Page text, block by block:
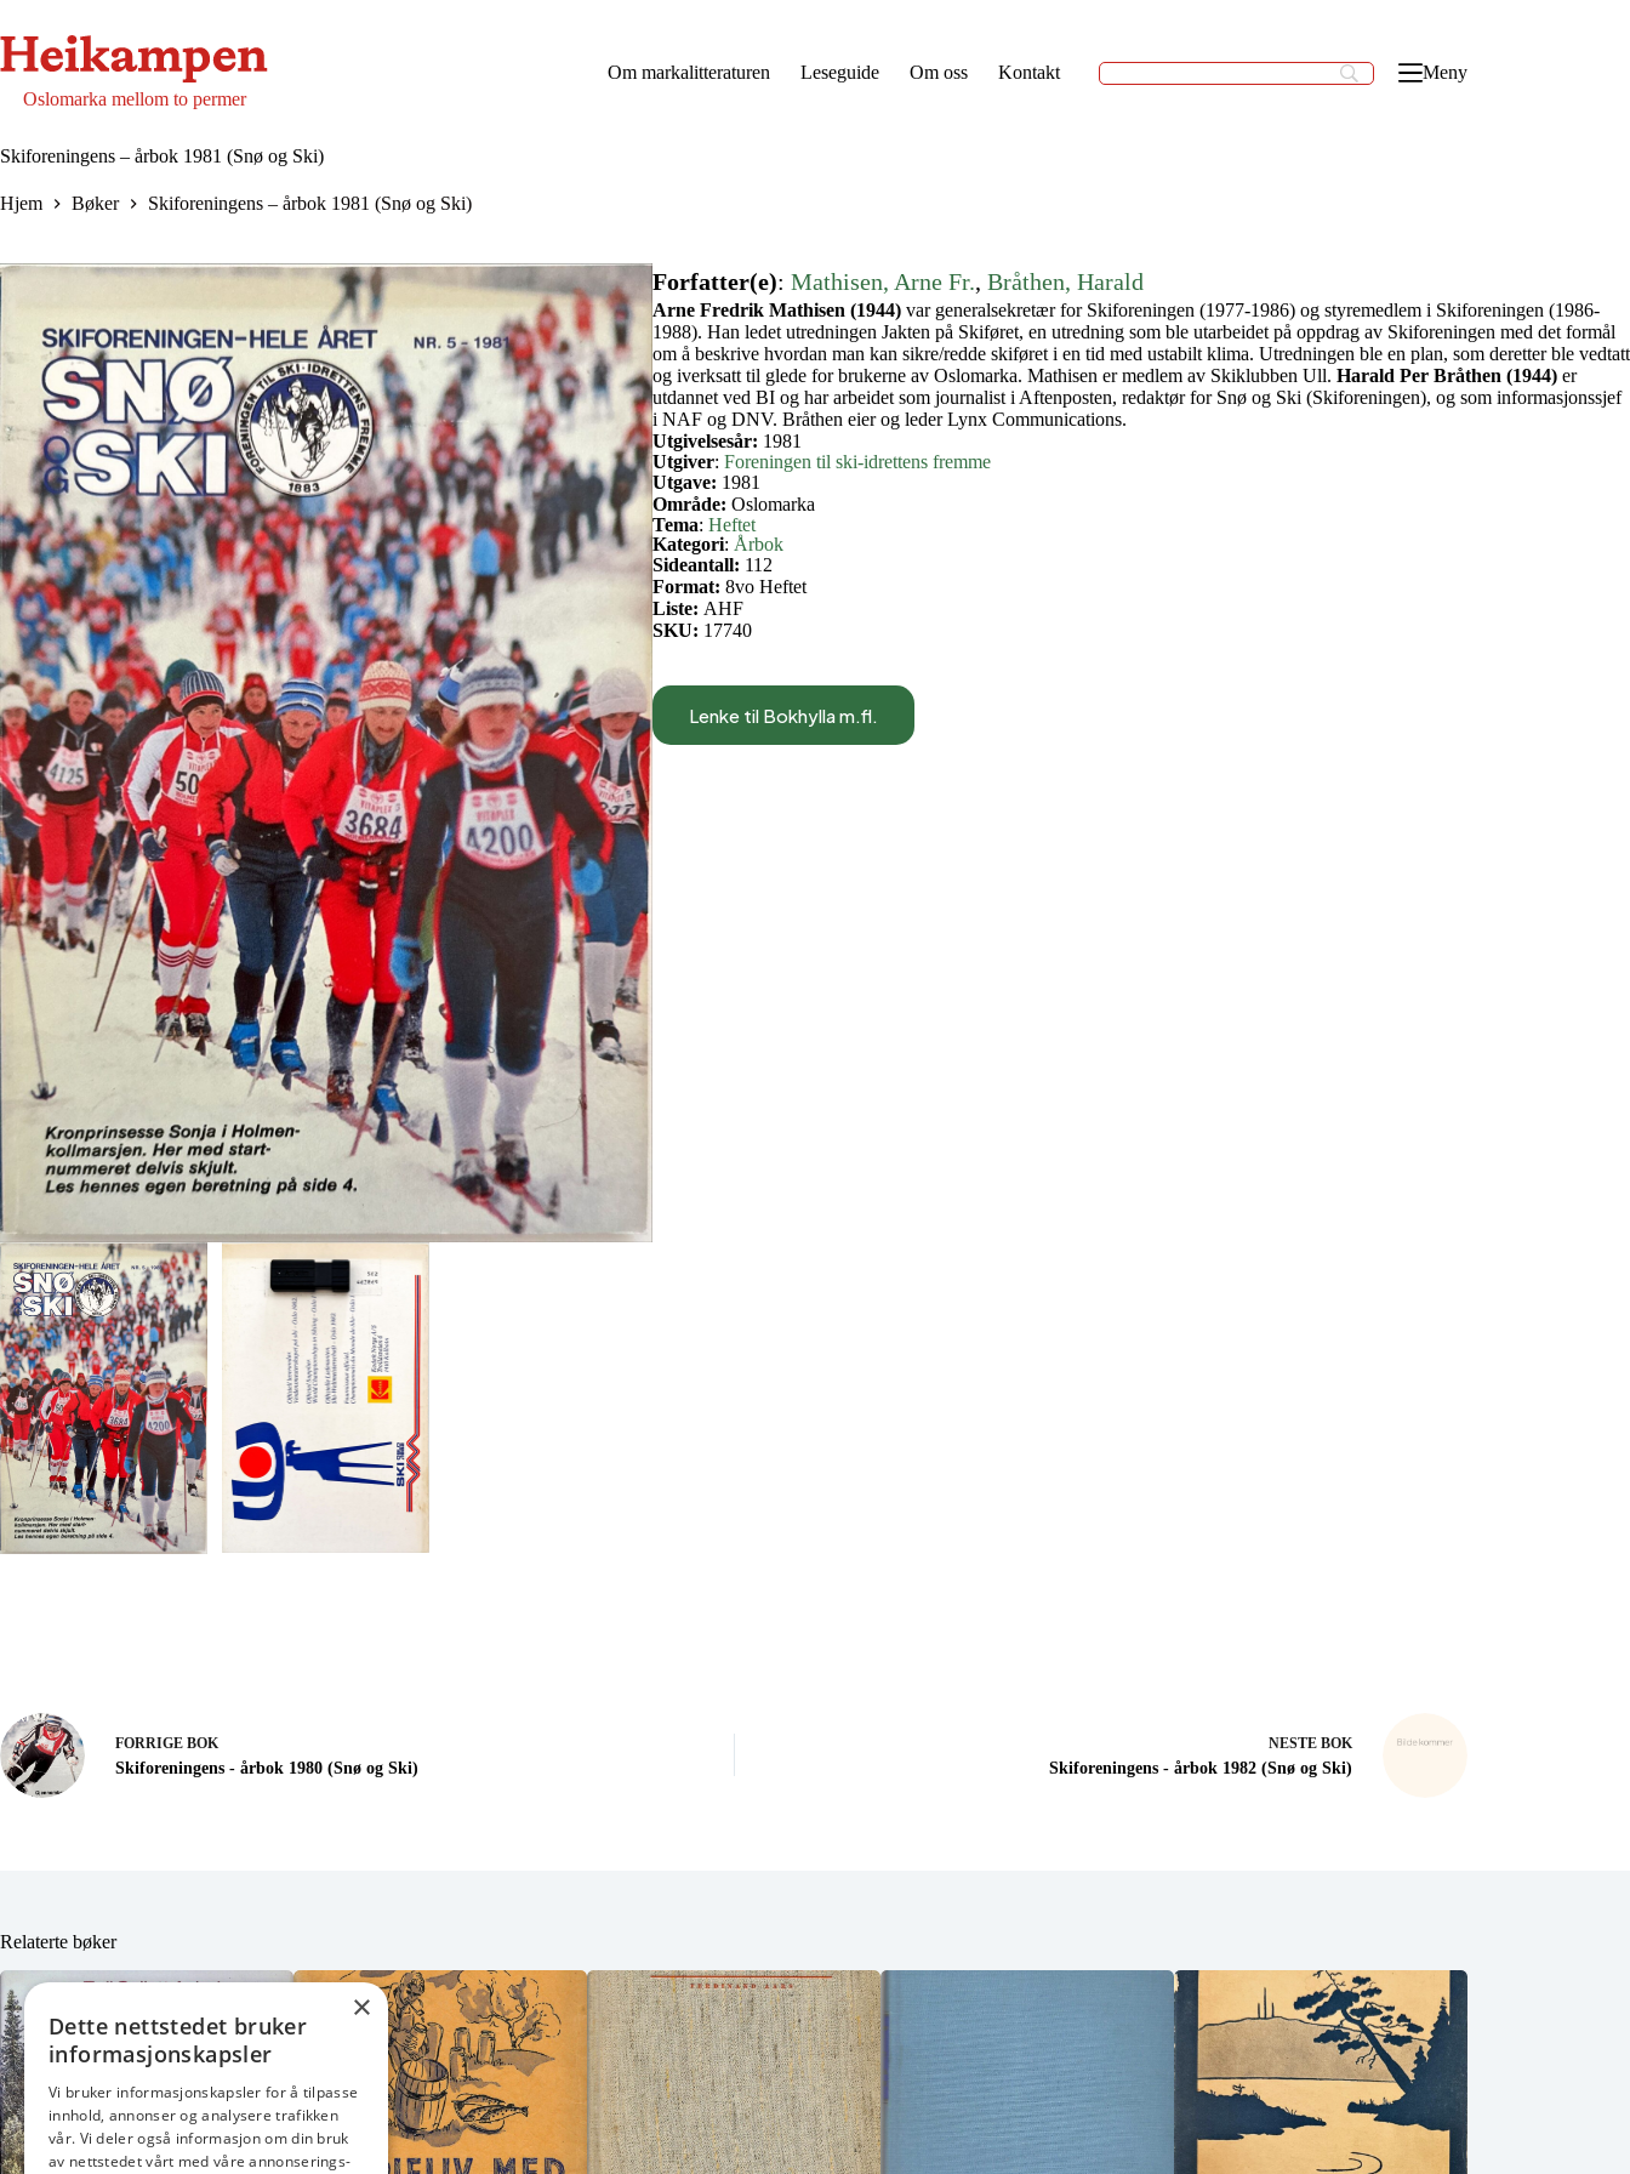
innholdet
Oslomarka mellom to permer
Om markalitteraturen Leseguide Om oss Kontakt Meny
Skiforeningens – årbok 1981 (Snø og Ski)
Hjem Bøker Skiforeningens – årbok 1981 (Snø og Ski)
Forfatter(e): Mathisen, Arne Fr., Bråthen, Harald
Arne Fredrik Mathisen (1944)var generalsekretær for Skiforeningen (1977-1986) og styremedlem i Skiforeningen (1986-
1988). Han ledet utredningen Jakten på Skiføret, en utredning som ble utarbeidet på oppdrag av Skiforeningen med det formål
om å beskrive hvordan man kan sikre/redde skiføret i en tid med ustabilt klima. Utredningen ble en plan, som deretter ble vedtatt
og iverksatt til glede for brukerne av Oslomarka. Mathisen er medlem av Skiklubben Ull. Harald Per Bråthen (1944)er
utdannet ved BI og har arbeidet som journalist i Aftenposten, redaktør for Snø og Ski (Skiforeningen), og som informasjonssjef
i NAF og DNV. Bråthen eier og leder Lynx Communications.
Utgivelsesår: 1981
Utgiver: Foreningen til ski-idrettens fremme
Utgave: 1981
Område: Oslomarka
Tema: Heftet
Kategori: Årbok
Sideantall: 112
Format: 8vo Heftet
Liste: AHF
SKU: 17740
Lenke til Bokhylla m.fl.
FORRIGE BOK
Skiforeningens - årbok 1980 (Snø og Ski)
NESTE BOK
Skiforeningens - årbok 1982 (Snø og Ski)
Relaterte bøker
×
Dette nettstedet bruker
informasjonskapsler
Vi bruker informasjonskapsler for å tilpasse
innhold, annonser og analysere trafikken
vår. Vi deler også informasjon om din bruk
av nettstedet vårt med våre annonserings-